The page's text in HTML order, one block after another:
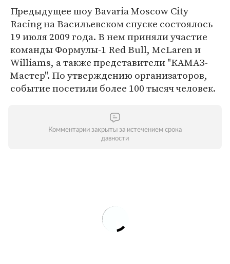
Предыдущее шоу Bavaria Moscow City
Racing на Васильевском спуске состоялось
19 июля 2009 года. В нем приняли участие
команды Формулы-1 Red Bull, McLaren и
Williams, а также представители "КАМАЗ-
Мастер". По утверждению организаторов,
событие посетили более 100 тысяч человек.
Комментарии закрыты за истечением срока
давности